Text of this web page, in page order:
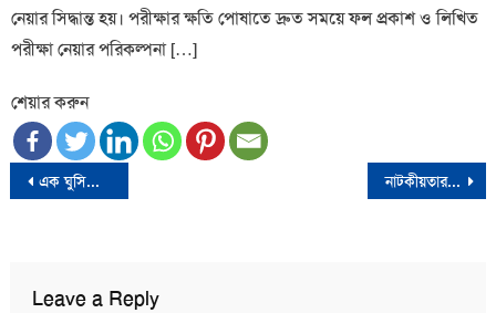
নেয়ার সিদ্ধান্ত হয়। পরীক্ষার ক্ষতি পোষাতে দ্রুত সময়ে ফল প্রকাশ ও লিখিত
পরীক্ষা নেয়ার পরিকল্পনা […]
শেয়ার করুন
Post
এক ঘুসিতেই রাজশাহীতে আনসার সদস্য নিহত নাটকীয়তার পর বাংলাদেশ-ভারতকে সাফের যৌথ চ্যাম্পিয়ন ঘোষণা
Leave a Reply